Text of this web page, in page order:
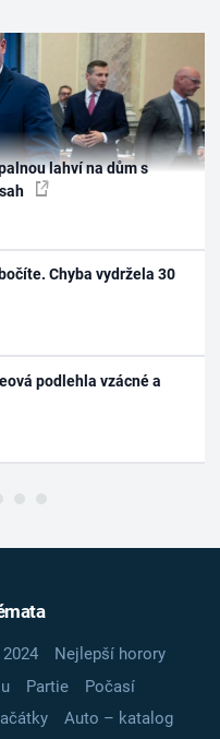
lahví na dům s
Chyba vydržela 30
podlehla vzácné a
Nejlepší horory
Partie
Počasí
Auto – katalog